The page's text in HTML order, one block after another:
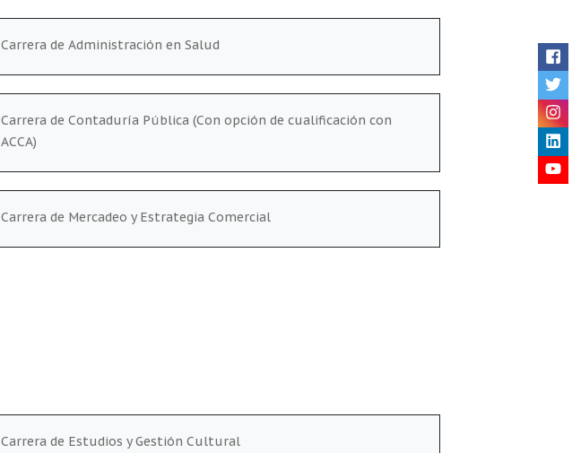
Carrera de Administración en Salud
Carrera de Contaduría Pública (Con opción de cualificación con
ACCA)
Carrera de Mercadeo y Estrategia Comercial
Carrera de Estudios y Gestión Cultural